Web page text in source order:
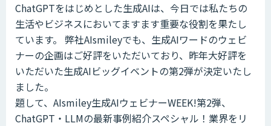
ChatGPTをはじめとした生成AIは、今日では私たちの
生活やビジネスにおいてますます重要な役割を果たし
ています。 弊社AIsmileyでも、生成AIワードのウェビ
ナーの企画はご好評をいただいており、昨年大好評を
いただいた生成AIビッグイベントの第2弾が決定いたし
ました。
題して、AIsmiley生成AIウェビナーWEEK!第2弾、
ChatGPT・LLMの最新事例紹介スペシャル！業界をリ